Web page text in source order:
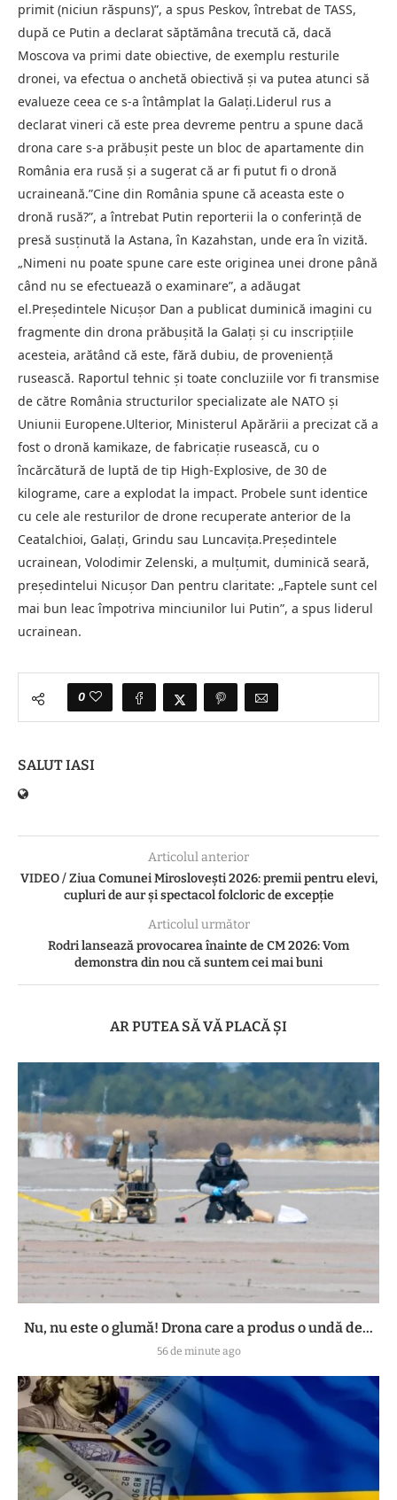
primit (niciun răspuns)”, a spus Peskov, întrebat de TASS,
după ce Putin a declarat săptămâna trecută că, dacă
Moscova va primi date obiective, de exemplu resturile
dronei, va efectua o anchetă obiectivă şi va putea atunci să
evalueze ceea ce s-a întâmplat la Galaţi.Liderul rus a
declarat vineri că este prea devreme pentru a spune dacă
drona care s-a prăbuşit peste un bloc de apartamente din
România era rusă şi a sugerat că ar fi putut fi o dronă
ucraineană.”Cine din România spune că aceasta este o
dronă rusă?”, a întrebat Putin reporterii la o conferinţă de
presă susţinută la Astana, în Kazahstan, unde era în vizită.
„Nimeni nu poate spune care este originea unei drone până
când nu se efectuează o examinare”, a adăugat
el.Preşedintele Nicuşor Dan a publicat duminică imagini cu
fragmente din drona prăbuşită la Galaţi şi cu inscripţiile
acesteia, arătând că este, fără dubiu, de provenienţă
rusească. Raportul tehnic şi toate concluziile vor fi transmise
de către România structurilor specializate ale NATO şi
Uniunii Europene.Ulterior, Ministerul Apărării a precizat că a
fost o dronă kamikaze, de fabricaţie rusească, cu o
încărcătură de luptă de tip High-Explosive, de 30 de
kilograme, care a explodat la impact. Probele sunt identice
cu cele ale resturilor de drone recuperate anterior de la
Ceatalchioi, Galaţi, Grindu sau Luncaviţa.Preşedintele
ucrainean, Volodimir Zelenski, a mulţumit, duminică seară,
preşedintelui Nicuşor Dan pentru claritate: „Faptele sunt cel
mai bun leac împotriva minciunilor lui Putin”, a spus liderul
ucrainean.
0
SALUT IASI
Articolul anterior
VIDEO / Ziua Comunei Miroslovești 2026: premii pentru elevi,
cupluri de aur și spectacol folcloric de excepție
Articolul următor
Rodri lansează provocarea înainte de CM 2026: Vom
demonstra din nou că suntem cei mai buni
AR PUTEA SĂ VĂ PLACĂ ȘI
Nu, nu este o glumă! Drona care a produs o undă de...
56 de minute ago